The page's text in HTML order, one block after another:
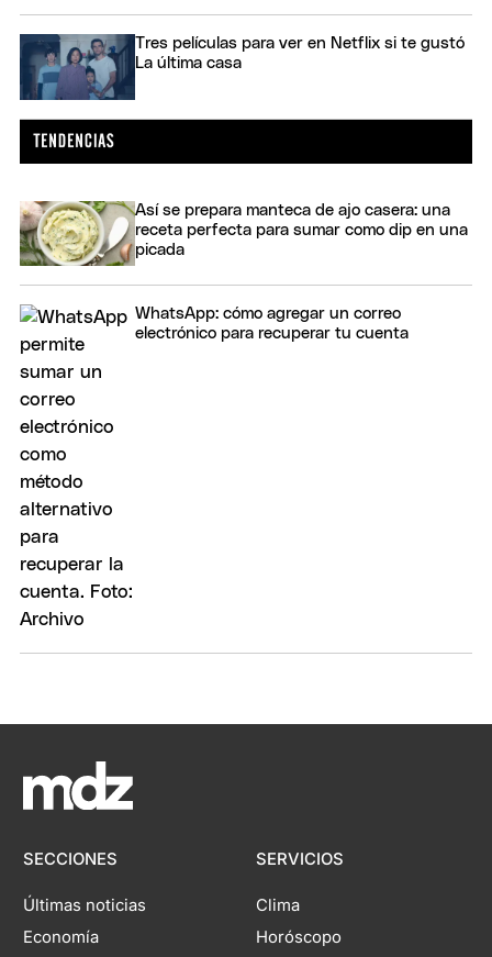
Tres películas para ver en Netflix si te gustó
La última casa
Así se prepara manteca de ajo casera: una
receta perfecta para sumar como dip en una
picada
WhatsApp: cómo agregar un correo
electrónico para recuperar tu cuenta
SECCIONES
Últimas noticias
Economía
SERVICIOS
Clima
Horóscopo